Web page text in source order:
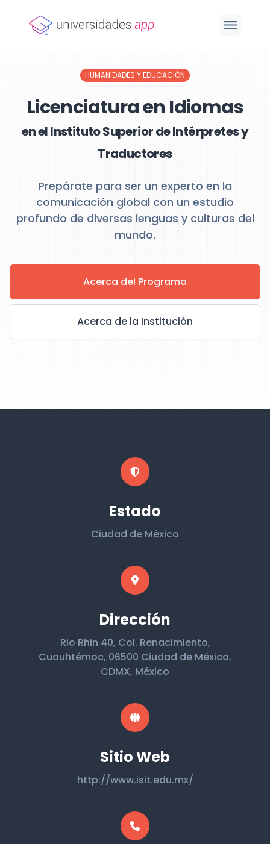
HUMANIDADES Y EDUCACIÓN
Licenciatura en Idiomas
en el Instituto Superior de Intérpretes y
Traductores
Prepárate para ser un experto en la
comunicación global con un estudio
profundo de diversas lenguas y culturas del
mundo.
Acerca del Programa
Acerca de la Institución
Estado
Ciudad de México
Dirección
Rio Rhin 40, Col. Renacimiento,
Cuauhtémoc, 06500 Ciudad de México,
CDMX, México
Sitio Web
http://www.isit.edu.mx/